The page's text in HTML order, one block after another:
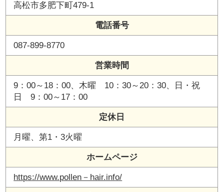
高松市多肥下町479-1
電話番号
087-899-8770
営業時間
9：00～18：00、木曜 10：30～20：30、日・祝
日 9：00～17：00
定休日
月曜、第1・3火曜
ホームページ
https://www.pollen－hair.info/